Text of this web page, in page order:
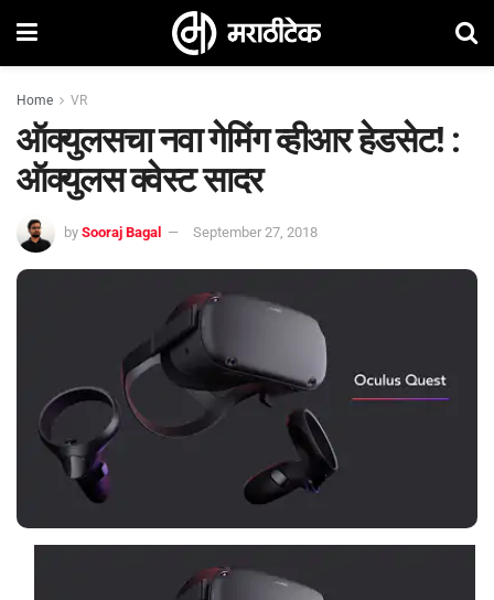
Home VR
ऑक्युलसचा नवा गेमिंग व्हीआर हेडसेट! :
ऑक्युलस क्वेस्ट सादर
by Sooraj Bagal September 27, 2018